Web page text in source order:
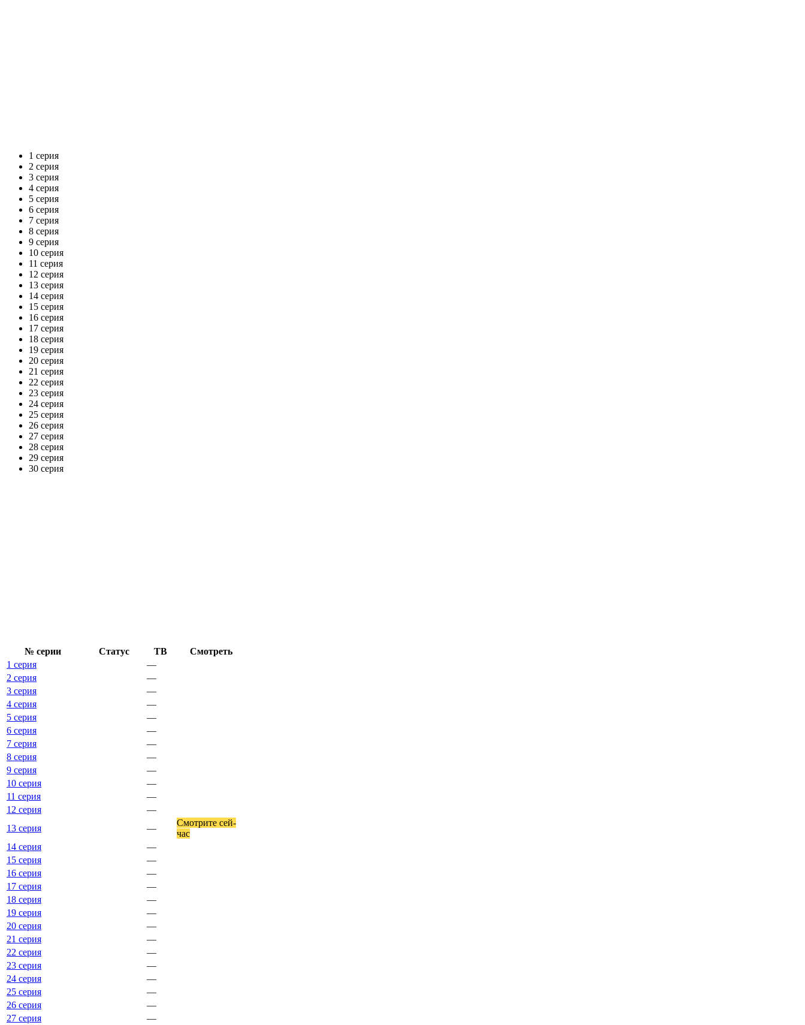
1 серия
2 серия
3 серия
4 серия
5 серия
6 серия
7 серия
8 серия
9 серия
10 серия
11 серия
12 серия
13 серия
14 серия
15 серия
16 серия
17 серия
18 серия
19 серия
20 серия
21 серия
22 серия
23 серия
24 серия
25 серия
26 серия
27 серия
28 серия
29 серия
30 серия
№ се­рии Ста­тус ТВ
Смот­реть
1 серия
—
2 серия
—
3 серия
—
4 серия
—
5 серия
—
6 серия
—
7 серия
—
8 серия
—
9 серия
—
10 серия
—
11 серия
—
12 серия
—
13 серия
—
Смот­ри­те сей­
час
14 серия
—
15 серия
—
16 серия
—
17 серия
—
18 серия
—
19 серия
—
20 серия
—
21 серия
—
22 серия
—
23 серия
—
24 серия
—
25 серия
—
26 серия
—
27 серия
—